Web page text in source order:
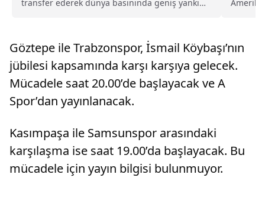
transfer ederek dünya basınında geniş yankı
açıkladı.
son
Göztepe ile Trabzonspor, İsmail Köybaşı’nın
jübilesi kapsamında karşı karşıya gelecek.
Mücadele saat 20.00’de başlayacak ve A
Spor’dan yayınlanacak.
Kasımpaşa ile Samsunspor arasındaki
karşılaşma ise saat 19.00’da başlayacak. Bu
mücadele için yayın bilgisi bulunmuyor.